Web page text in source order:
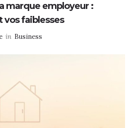
marque employeur :
vos faiblesses
in Business